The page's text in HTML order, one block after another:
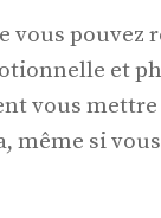
vous pouvez
et
vous mettre
même si